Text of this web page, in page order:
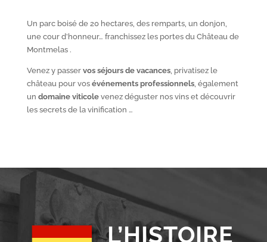
Un parc boisé de 20 hectares, des remparts, un donjon,
une cour d’honneur… franchissez les portes du Château de
Montmelas .
Venez y passer vos séjours de vacances, privatisez le
château pour vos événements professionnels, également
un domaine viticolevenez déguster nos vins et découvrir
les secrets de la vinification …
L’HISTOIRE